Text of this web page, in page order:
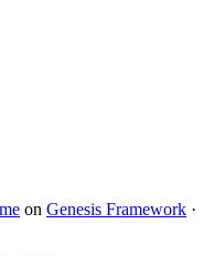
on Genesis Framework ·